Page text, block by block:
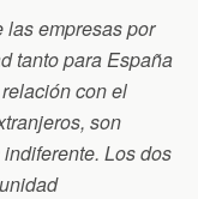
las empresas por
tanto para España
con el
son
Los dos